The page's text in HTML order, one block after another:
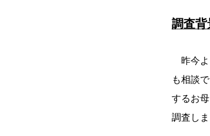
調査背
昨今よ
も相談
するお
調査しま